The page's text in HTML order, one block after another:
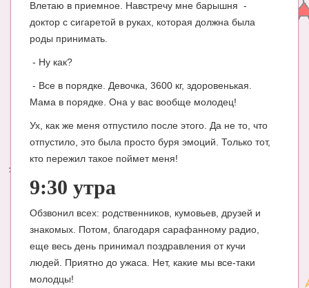
Влетаю в приемное. Навстречу мне барышня -
доктор с сигаретой в руках, которая должна была
роды принимать.
- Ну как?
- Все в порядке. Девочка, 3600 кг, здоровенькая.
Мама в порядке. Она у вас вообще молодец!
Ух, как же меня отпустило после этого. Да не то, что
отпустило, это была просто буря эмоций. Только тот,
кто пережил такое поймет меня!
9:30 утра
Обзвонил всех: родственников, кумовьев, друзей и
знакомых. Потом, благодаря сарафанному радио,
еще весь день принимал поздравления от кучи
людей. Приятно до ужаса. Нет, какие мы все-таки
молодцы!